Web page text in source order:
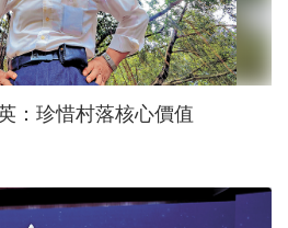
打卡數 林超英：珍惜村落核心價值